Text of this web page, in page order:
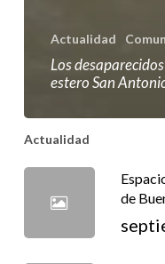
Actualidad
Los
estero San
Actualidad
de